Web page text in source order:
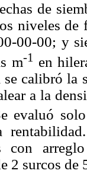
de
niveles
00-00; y
m-1 en
calibró la
a la
evaluó
con
2 surcos de